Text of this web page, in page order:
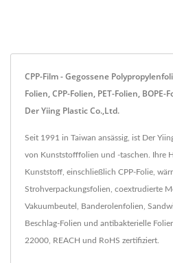
CPP-Film - Gegossene
Folien, CPP-Folien, PET-Folien,
Der Yiing Plastic Co.,Ltd.
Seit 1991 in Taiwan ansässig, ist Der
von Kunststofffolien und -taschen. Ihre
Kunststoff, einschließlich CPP-Folie,
Strohverpackungsfolien, coextrudierte
Vakuumbeutel, Banderolenfolien,
Beschlag-Folien und antibakterielle
22000, REACH und RoHS zertifiziert.